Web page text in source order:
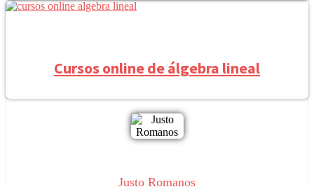
Cursos online de álgebra lineal
Justo Romanos